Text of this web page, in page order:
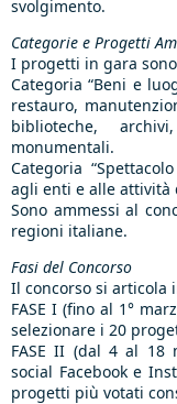
svolgimento.
Categorie e Progetti
I progetti in gara
Categoria “Beni e
restauro,
biblioteche,
monumentali.
Categoria
agli enti e alle attività
Sono ammessi al
regioni italiane.
Fasi del Concorso
Il concorso si articola
FASE I (fino al 1°
selezionare i 20
FASE II (dal 4 al 18
social Facebook e
progetti più votati